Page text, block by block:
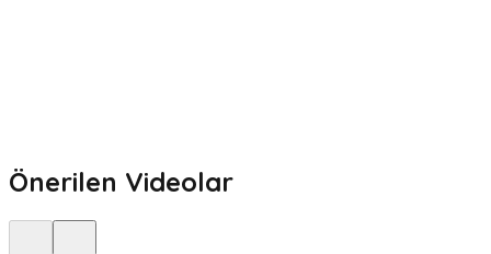
Önerilen Videolar